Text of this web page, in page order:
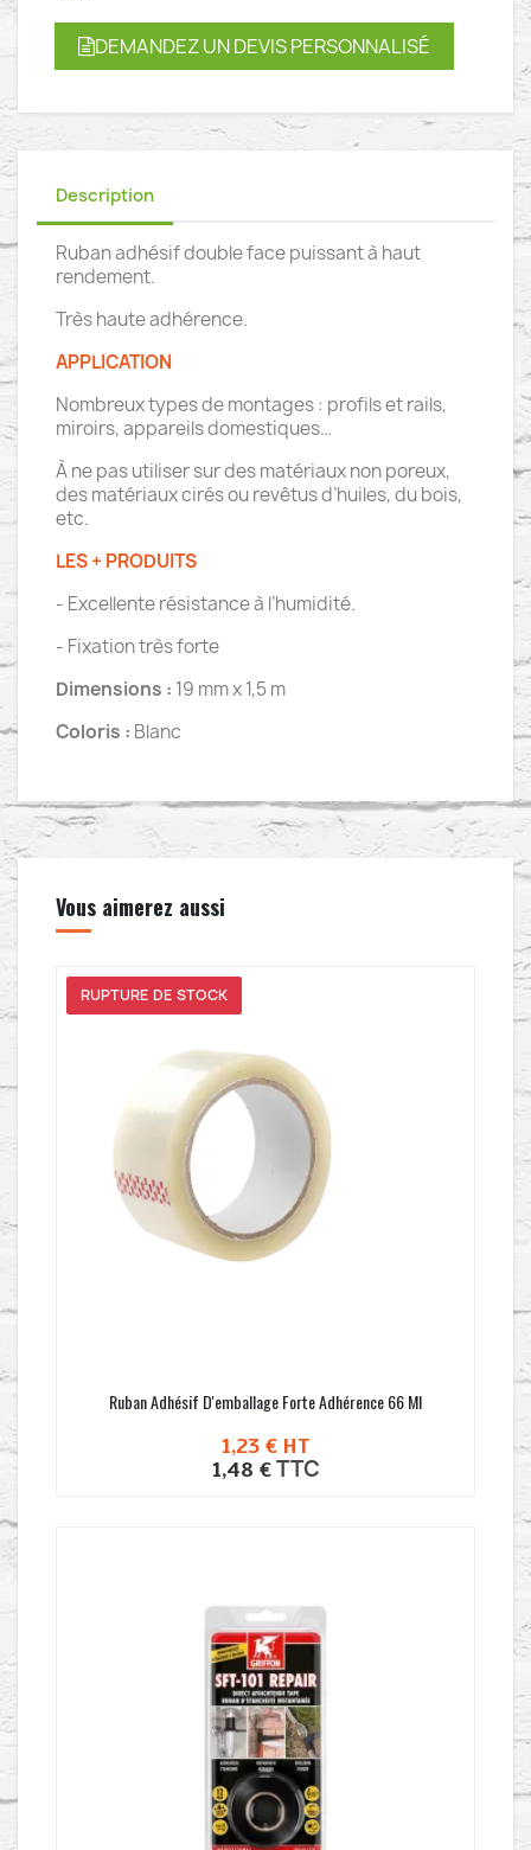
DEMANDEZ UN DEVIS PERSONNALISÉ
Description
Ruban adhésif double face puissant à haut
rendement.
Très haute adhérence.
APPLICATION
Nombreux types de montages : profils et rails,
miroirs, appareils domestiques…
À ne pas utiliser sur des matériaux non poreux,
des matériaux cirés ou revêtus d’huiles, du bois,
etc.
LES + PRODUITS
- Excellente résistance à l’humidité.
- Fixation très forte
Dimensions : 19 mm x 1,5 m
Coloris : Blanc
Vous aimerez aussi
RUPTURE DE STOCK
Ruban Adhésif D'emballage Forte Adhérence 66 Ml
1,23 € HT
1,48 € TTC